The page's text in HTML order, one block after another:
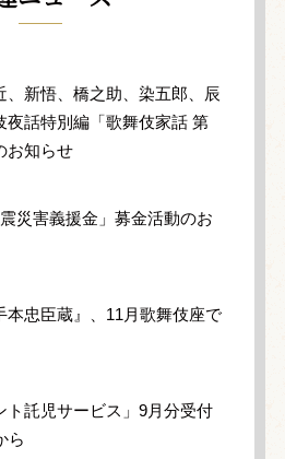
、新悟、橋之助、染五郎、辰
夜話特別編「歌舞伎家話 第
お知らせ
震災害義援金」募金活動のお
本忠臣蔵』、11月歌舞伎座で
ト託児サービス」9月分受付
ら